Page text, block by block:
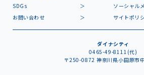
SDGs
ソーシャル
お問い合わせ
サイトポリ
ダイナシティ
0465-49-8111(代)
〒250-0872 神奈川県小田原市